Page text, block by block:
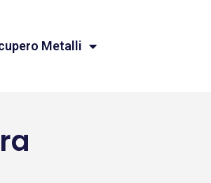
Metalli